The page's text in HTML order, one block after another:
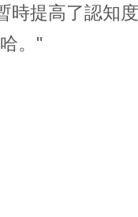
時提高了認知
。"